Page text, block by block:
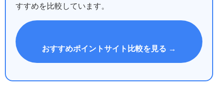
すすめを比較しています。
おすすめポイントサイト比較を見る →